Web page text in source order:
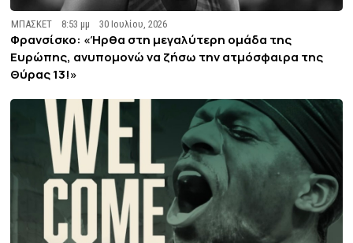
ΜΠΑΣΚΕΤ 8:53 μμ 30 Ιουλίου, 2026
Φρανσίσκο: «Ήρθα στη μεγαλύτερη ομάδα της
Ευρώπης, ανυπομονώ να ζήσω την ατμόσφαιρα της
Θύρας 13!»